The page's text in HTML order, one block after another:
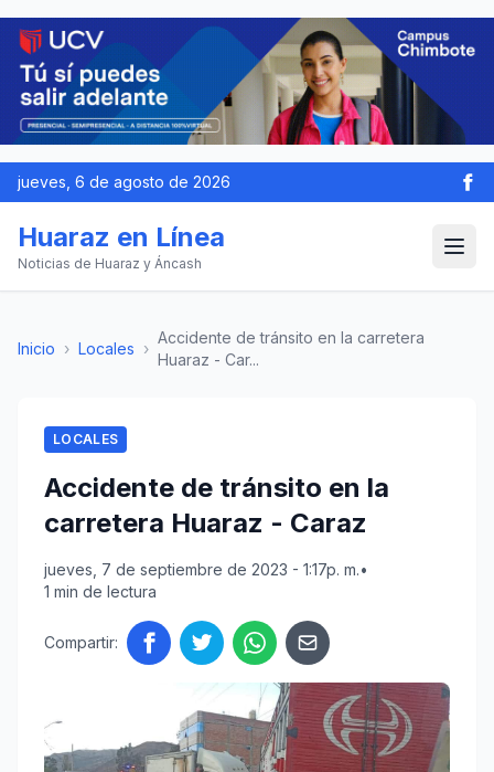
jueves, 6 de agosto de 2026
Huaraz en Línea
Noticias de Huaraz y Áncash
Inicio › Locales ›
Accidente de tránsito en la carretera
Huaraz - Car...
LOCALES
Accidente de tránsito en la
carretera Huaraz - Caraz
jueves, 7 de septiembre de 2023 - 1:17p. m.•
1 min de lectura
Compartir: